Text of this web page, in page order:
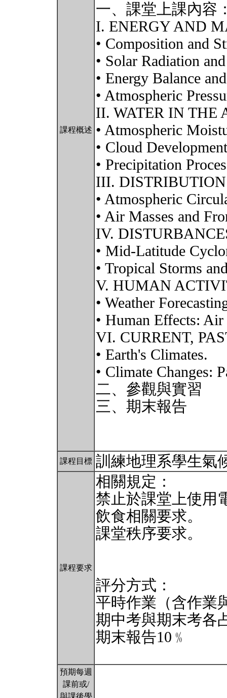
課程概述
一、課堂上課內容
I. ENERGY AND
• Composition and
• Solar Radiation
• Energy Balance
• Atmospheric
II. WATER IN THE
• Atmospheric
• Cloud
• Precipitation
III.
• Atmospheric
• Air Masses and
IV.
• Mid-Latitude
• Tropical Storms
V. HUMAN
• Weather
• Human Effects:
VI. CURRENT,
• Earth's Climates.
• Climate Changes:
二、參觀與實習
三、期末報告
課程目標 訓練地理系學生
課程要求
相關規定：
禁止於課堂上使用
飲食相關要求。
課堂秩序要求。
評分方式：
平時作業（含作業
期中考與期末考各
期末報告10﹪
預期每週
課前或/
與課後學